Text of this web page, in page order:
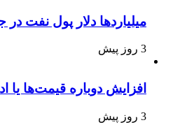
میلیاردها دلار پول نفت
3 روز پیش
افزایش دوباره قیمت‌ها یا
3 روز پیش